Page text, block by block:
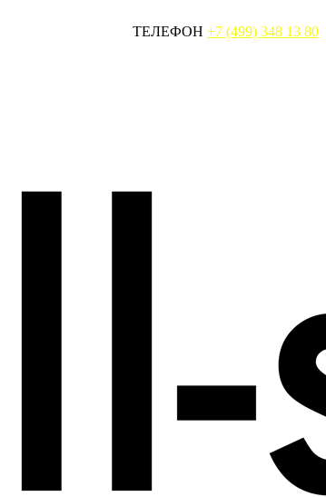
ТЕЛЕФОН +7 (499) 348 13 80